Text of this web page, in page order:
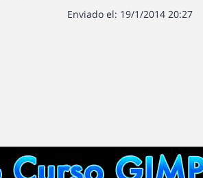
Enviado el: 19/1/2014 20:27